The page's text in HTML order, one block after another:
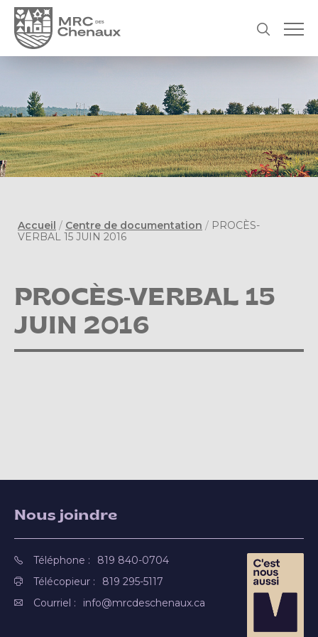
Accueil / Centre de documentation / PROCÈS-
VERBAL 15 JUIN 2016
PROCÈS-VERBAL 15
JUIN 2016
Nous joindre
Téléphone :
819 840-0704
Télécopieur :
819 295-5117
Courriel :
info@mrcdeschenaux.ca